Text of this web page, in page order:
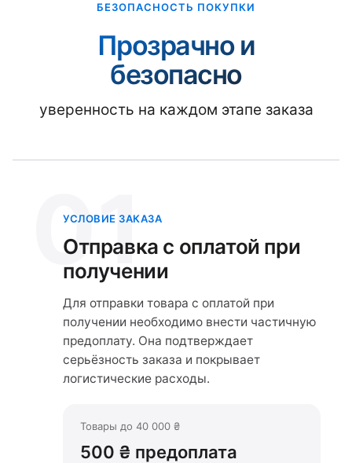
БЕЗОПАСНОСТЬ ПОКУПКИ
Прозрачно и
безопасно
уверенность на каждом этапе заказа
01
УСЛОВИЕ ЗАКАЗА
Отправка с оплатой при
получении
Для отправки товара с оплатой при
получении необходимо внести частичную
предоплату. Она подтверждает
серьёзность заказа и покрывает
логистические расходы.
Товары до 40 000 ₴
500 ₴ предоплата